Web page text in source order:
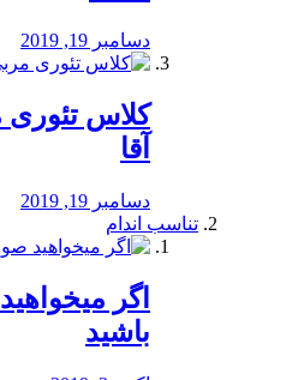
دسامبر 19, 2019
آقا
دسامبر 19, 2019
تناسب اندام
اگر
باشید